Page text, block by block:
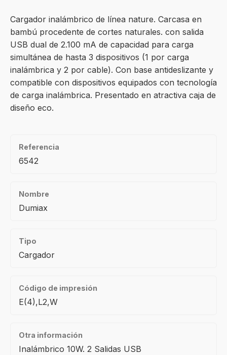
Cargador inalámbrico de línea nature. Carcasa en
bambú procedente de cortes naturales. con salida
USB dual de 2.100 mA de capacidad para carga
simultánea de hasta 3 dispositivos (1 por carga
inalámbrica y 2 por cable). Con base antideslizante y
compatible con dispositivos equipados con tecnología
de carga inalámbrica. Presentado en atractiva caja de
diseño eco.
Referencia
6542
Nombre
Dumiax
Tipo
Cargador
Código de impresión
E(4),L2,W
Otra información
Inalámbrico 10W. 2 Salidas USB